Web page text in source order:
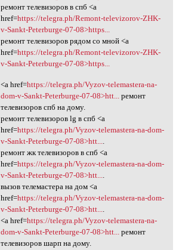
ремонт телевизоров в спб <a
href=https://telegra.ph/Remont-televizorov-ZHK-
v-Sankt-Peterburge-07-08>https...
ремонт телевизоров рядом со мной <a
href=https://telegra.ph/Remont-televizorov-ZHK-
v-Sankt-Peterburge-07-08>https...
<a href=https://telegra.ph/Vyzov-telemastera-na-
dom-v-Sankt-Peterburge-07-08>htt...
ремонт
телевизоров спб на дому.
ремонт телевизоров lg в спб <a
href=https://telegra.ph/Vyzov-telemastera-na-dom-
v-Sankt-Peterburge-07-08>htt...
ремонт жк телевизоров в спб <a
href=https://telegra.ph/Vyzov-telemastera-na-dom-
v-Sankt-Peterburge-07-08>htt...
вызов телемастера на дом <a
href=https://telegra.ph/Vyzov-telemastera-na-dom-
v-Sankt-Peterburge-07-08>htt...
<a href=https://telegra.ph/Vyzov-telemastera-na-
dom-v-Sankt-Peterburge-07-08>htt...
ремонт
телевизоров шарп на дому.